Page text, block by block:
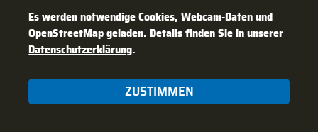
Es werden notwendige Cookies, Webcam-Daten und
OpenStreetMap geladen. Details finden Sie in unserer
Datenschutzerklärung.
ZUSTIMMEN